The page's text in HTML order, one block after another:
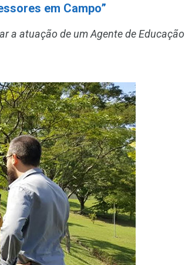
em Campo”
a atuação de um Agente de Educação